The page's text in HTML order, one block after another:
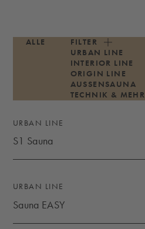
ALLE
FILTER
URBAN LINE
INTERIOR LINE
ORIGIN LINE
AUSSENSAUNA
TECHNIK & MEHR
URBAN LINE
S1 Sauna
URBAN LINE
Sauna EASY